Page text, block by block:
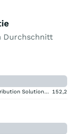
Durchschnitt
Distribution Solutions Group 152,2